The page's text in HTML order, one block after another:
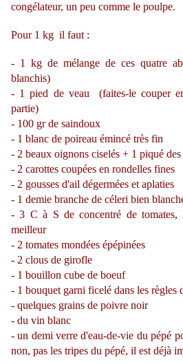
congélateur, un peu comme le poulpe.
Pour 1 kg il faut :
- 1 kg de mélange de ces quatre
blanchis)
- 1 pied de veau (faites-le couper
partie)
- 100 gr de saindoux
- 1 blanc de poireau émincé très fin
- 2 beaux oignons ciselés + 1 piqué
- 2 carottes coupées en rondelles fines
- 2 gousses d'ail dégermées et aplaties
- 1 demie branche de céleri bien
- 3 C à S de concentré de tomates,
meilleur
- 2 tomates mondées épépinées
- 2 clous de girofle
- 1 bouillon cube de boeuf
- 1 bouquet garni ficelé dans les règles
- quelques grains de poivre noir
- du vin blanc
- un demi verre d'eau-de-vie du pépé
non, pas les tripes du pépé, il est déjà